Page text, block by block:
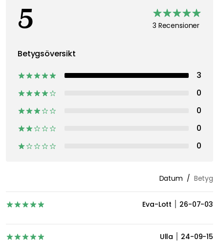
5 3 Recensioner
Betygsöversikt
3
0
0
0
0
Datum Betyg
Eva-Lott 26-07-03
Ulla 24-09-15